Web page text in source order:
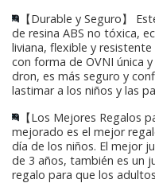
【Durable y Seguro】
de resina ABS no tóxica,
liviana, flexible y
con forma de OVNI única
dron, es más seguro y
lastimar a los niños y las
【Los Mejores Regalos
mejorado es el mejor
día de los niños. El mejor
de 3 años, también es un
regalo para que los